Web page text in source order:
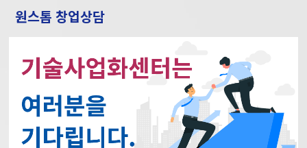
원스톱 창업상담